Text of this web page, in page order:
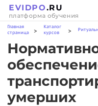
EVIDPO.RU
платформа обучения
Главная
страница
>
Каталог
курсов
>
умерших